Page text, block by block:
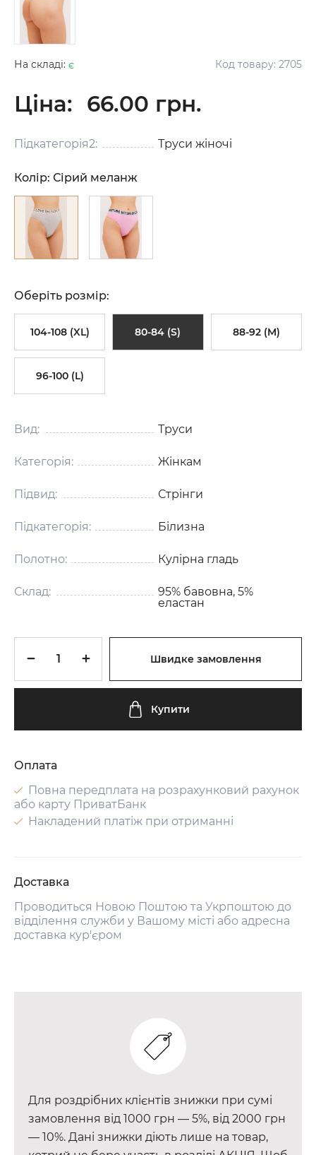
На складі: є Код товару: 2705
Ціна: 66.00 грн.
Підкатегорія2: Труси жіночі
Колір: Сірий меланж
Оберіть розмір:
104-108 (XL) 80-84 (S) 88-92 (M)
96-100 (L)
Вид: Труси
Категорія: Жінкам
Підвид: Стрінги
Підкатегорія: Білизна
Полотно: Кулірна гладь
Склад:
95% бавовна, 5%
еластан
Швидке замовлення
Купити
Оплата
Повна передплата на розрахунковий рахунок
або карту ПриватБанк
Накладений платіж при отриманні
Доставка
Проводиться Новою Поштою та Укрпоштою до
відділення служби у Вашому місті або адресна
доставка кур'єром
Для роздрібних клієнтів знижки при сумі
замовлення від 1000 грн — 5%, від 2000 грн
— 10%. Дані знижки діють лише на товар,